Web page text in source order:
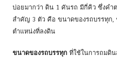
บ่อยมากว่า ดิน 1 คันรถ มีกี่คิว ซึ่งคำ
สำคัญ 3 ตัว คือ ขนาดของรถบรรทุก,
ตำแหน่งที่ลงดิน
ขนาดของรถบรรทุก ที่ใช้ในการถมดิ